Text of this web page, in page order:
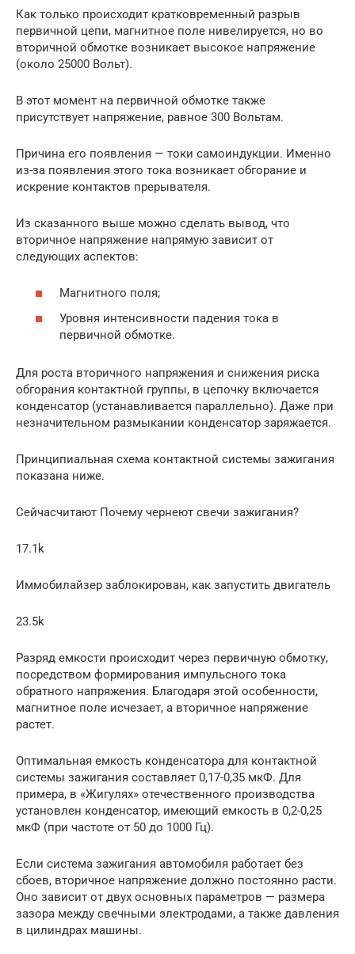
Как только происходит кратковременный разрыв
первичной цепи, магнитное поле нивелируется, но во
вторичной обмотке возникает высокое напряжение
(около 25000 Вольт).
В этот момент на первичной обмотке также
присутствует напряжение, равное 300 Вольтам.
Причина его появления — токи самоиндукции. Именно
из-за появления этого тока возникает обгорание и
искрение контактов прерывателя.
Из сказанного выше можно сделать вывод, что
вторичное напряжение напрямую зависит от
следующих аспектов:
Магнитного поля;
Уровня интенсивности падения тока в
первичной обмотке.
Для роста вторичного напряжения и снижения риска
обгорания контактной группы, в цепочку включается
конденсатор (устанавливается параллельно). Даже при
незначительном размыкании конденсатор заряжается.
Принципиальная схема контактной системы зажигания
показана ниже.
Сейчасчитают Почему чернеют свечи зажигания?
17.1k
Иммобилайзер заблокирован, как запустить двигатель
23.5k
Разряд емкости происходит через первичную обмотку,
посредством формирования импульсного тока
обратного напряжения. Благодаря этой особенности,
магнитное поле исчезает, а вторичное напряжение
растет.
Оптимальная емкость конденсатора для контактной
системы зажигания составляет 0,17-0,35 мкФ. Для
примера, в «Жигулях» отечественного производства
установлен конденсатор, имеющий емкость в 0,2-0,25
мкФ (при частоте от 50 до 1000 Гц).
Если система зажигания автомобиля работает без
сбоев, вторичное напряжение должно постоянно расти.
Оно зависит от двух основных параметров — размера
зазора между свечными электродами, а также давления
в цилиндрах машины.